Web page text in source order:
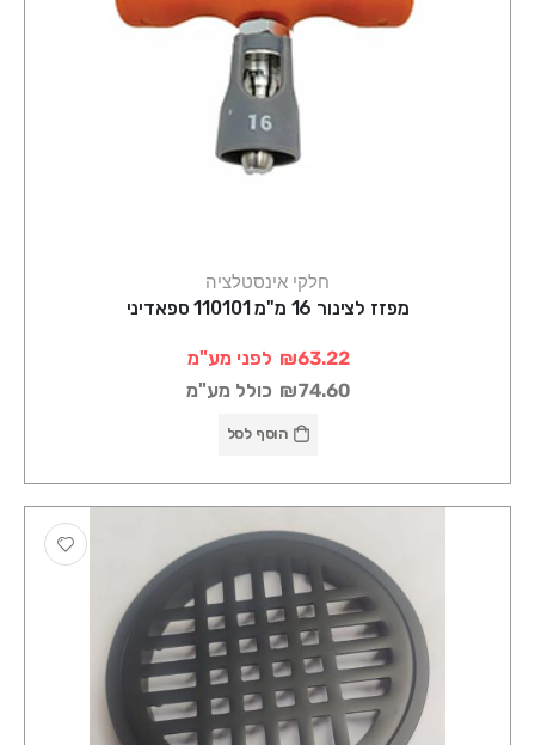
חלקי אינסטלציה
מפזז לצינור 16 מ"מ 110101 ספאדיני
₪63.22 לפני מע"מ
₪74.60 כולל מע"מ
הוסף לסל